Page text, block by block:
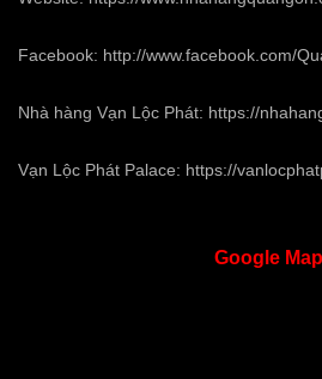
Facebook: http://www.facebook.com/
Nhà hàng Vạn Lộc Phát: https://
Vạn Lộc Phát Palace: https://
GoogleMap